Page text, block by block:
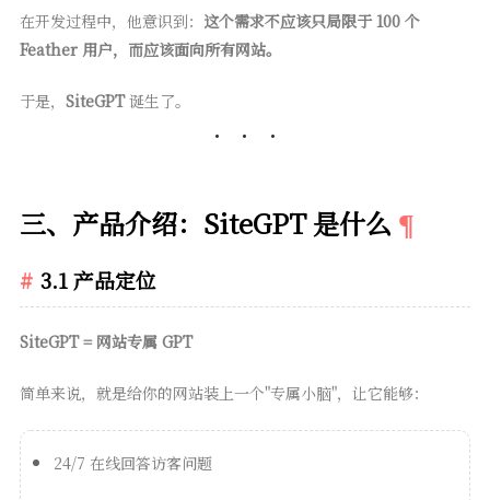
在开发过程中，他意识到： 这个需求不应该只局限于 100 个
Feather 用户，而应该面向所有网站。
于是， SiteGPT诞生了。
三、产品介绍：SiteGPT 是什么
3.1 产品定位
SiteGPT = 网站专属 GPT
简单来说，就是给你的网站装上一个"专属小脑"，让它能够：
24/7 在线回答访客问题